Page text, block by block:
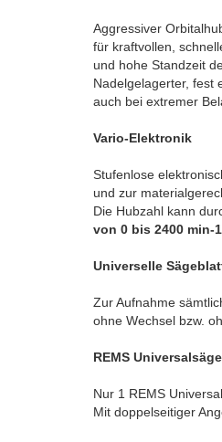
Aggressiver
für kraftvollen,
und hohe Standzeit
Nadelgelagerter, fest
auch bei extremer
Vario-Elektronik
Stufenlose
und zur
Die Hubzahl kann
von 0 bis 2400 min-
Universelle
Zur Aufnahme
ohne Wechsel bzw.
REMS
Nur 1 REMS
Mit doppelseitiger